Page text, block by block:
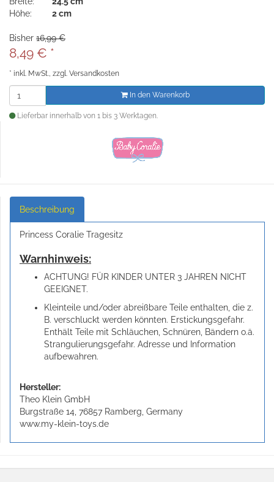
Höhe:
2 cm
Bisher 16,99 €
8,49 € *
* inkl. MwSt., zzgl. Versandkosten
In den Warenkorb
Lieferbar innerhalb von 1 bis 3 Werktagen.
Beschreibung
Princess Coralie Tragesitz
Warnhinweis:
ACHTUNG! FÜR KINDER UNTER 3 JAHREN NICHT
GEEIGNET.
Kleinteile und/oder abreißbare Teile enthalten, die z.
B. verschluckt werden könnten. Erstickungsgefahr.
Enthält Teile mit Schläuchen, Schnüren, Bändern o.ä.
Strangulierungsgefahr. Adresse und Information
aufbewahren.
Hersteller:
Theo Klein GmbH
Burgstraße 14, 76857 Ramberg, Germany
www.my-klein-toys.de